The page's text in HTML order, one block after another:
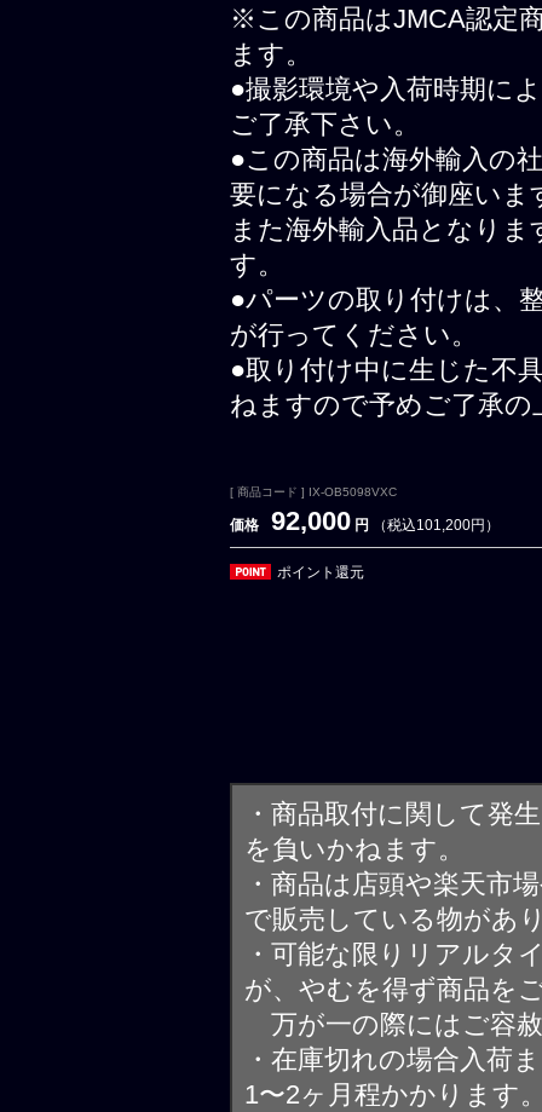
※この商品はJMCA認定
ます。
●撮影環境や入荷時期に
ご了承下さい。
●この商品は海外輸入の
要になる場合が御座いま
また海外輸入品となり
す。
●パーツの取り付けは、
が行ってください。
●取り付け中に生じた不
ねますので予めご了承
[ 商品コード ] IX-OB5098VXC
価格 92,000 円 （税込101,200円）
ポイント還元
・商品取付に関して発
を負いかねます。
・商品は店頭や楽天市
で販売している物があ
・可能な限りリアルタ
が、やむを得ず商品を
万が一の際にはご容
・在庫切れの場合入荷
1〜2ヶ月程かかります